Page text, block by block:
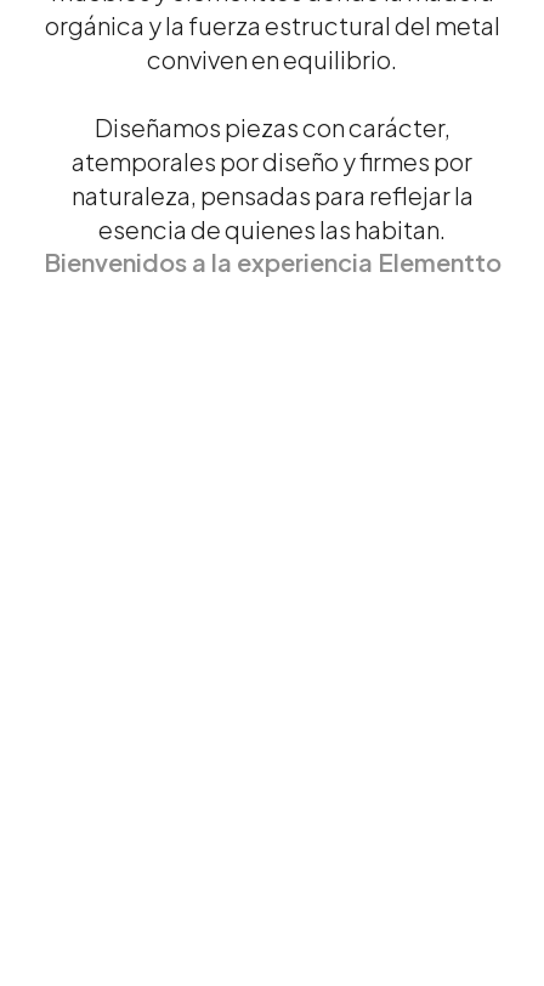
orgánica y la fuerza estructural del metal
conviven en equilibrio.
Diseñamos piezas con carácter,
atemporales por diseño y firmes por
naturaleza, pensadas para reflejar la
esencia de quienes las habitan.
Bienvenidos a la experiencia Elementto